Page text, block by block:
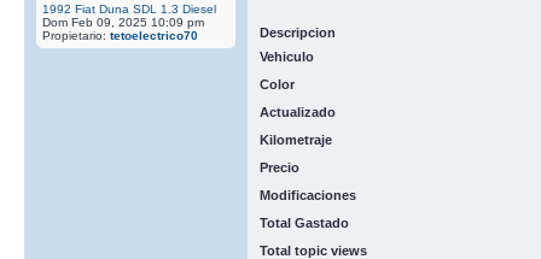
1992 Fiat Duna SDL 1.3 Diesel
Dom Feb 09, 2025 10:09 pm
Propietario: tetoelectrico70
Descripcion
Vehiculo
Color
Actualizado
Kilometraje
Precio
Modificaciones
Total Gastado
Total topic views